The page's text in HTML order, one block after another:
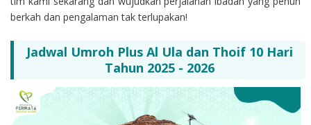
berkah dan pengalaman tak terlupakan!
Jadwal Umroh Plus Al Ula dan Thoif 10 Hari
Tahun 2025 - 2026